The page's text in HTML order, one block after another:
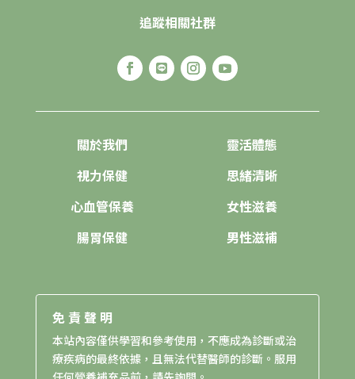
追蹤相關社群
關於我們
視力保健
心血管保養
腸胃保健
靈活體態
思緒清晰
女性滋養
男性滋補
免責聲明
本站內容僅供學習和參考使用，不應成為診斷或治
療疾病的最終依據，且無法代替醫師的診斷。服用